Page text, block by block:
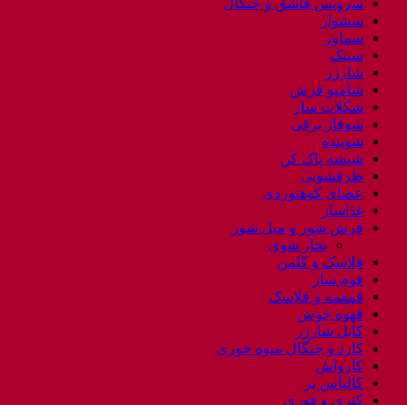
سشوار
سماور
سینک
شارژر
شامپو فرش
شکلات ساز
شوفاژ برقی
شوینده
شیشه پاک کن
ظرفشویی
عصای کوهنوردی
غذاساز
فرش شور و مبل شور
بخار شوی
فلاسک و کلمن
فوم ساز
قمقمه و فلاسک
قهوه جوش
کابل شارژر
کارد و چنگال میوه خوری
کارواش
کالباس بر
کتری و قوری